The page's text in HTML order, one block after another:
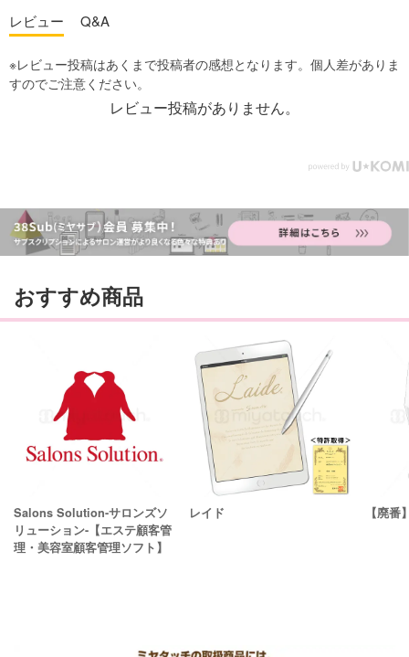
レビュー Q&A
レビュー投稿がありません。
おすすめ商品
Salons Solution-サロンズソ
リューション-【エステ顧客管
理・美容室顧客管理ソフト】
レイド 【廃